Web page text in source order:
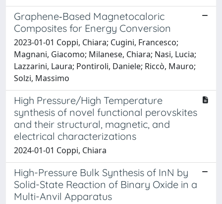
Graphene‐Based Magnetocaloric
Composites for Energy Conversion
2023-01-01 Coppi, Chiara; Cugini, Francesco;
Magnani, Giacomo; Milanese, Chiara; Nasi, Lucia;
Lazzarini, Laura; Pontiroli, Daniele; Riccò, Mauro;
Solzi, Massimo
High Pressure/High Temperature
synthesis of novel functional perovskites
and their structural, magnetic, and
electrical characterizations
2024-01-01 Coppi, Chiara
High-Pressure Bulk Synthesis of InN by
Solid-State Reaction of Binary Oxide in a
Multi-Anvil Apparatus